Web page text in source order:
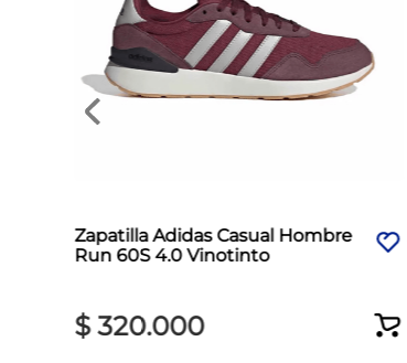
Zapatilla Adidas Casual Hombre
Run 60S 4.0 Vinotinto
$ 320.000